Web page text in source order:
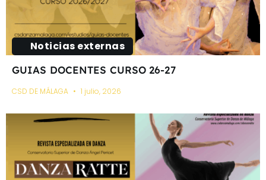
Noticias externas
GUIAS DOCENTES CURSO 26-27
CSD DE MÁLAGA 1 julio, 2026